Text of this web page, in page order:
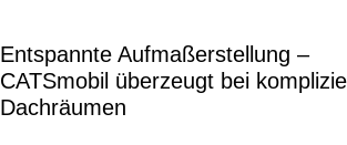
Entspannte Aufmaßerstellung –
CATSmobil überzeugt bei
Dachräumen